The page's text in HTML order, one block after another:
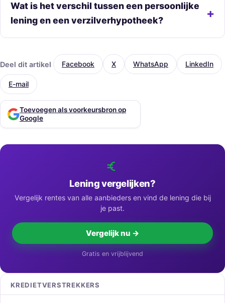
Wat is het verschil tussen een persoonlijke
lening en een verzilverhypotheek?
Deel dit artikel Facebook X WhatsApp LinkedIn
E-mail
Toevoegen als voorkeursbron op
Google
Lening vergelijken?
Vergelijk rentes van alle aanbieders en vind de lening die bij
je past.
Vergelijk nu →
Gratis en vrijblijvend
KREDIETVERSTREKKERS